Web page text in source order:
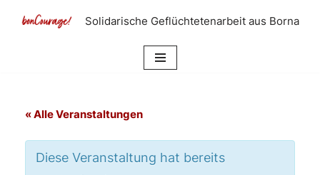
Solidarische Geflüchtetenarbeit aus Borna
« Alle Veranstaltungen
Diese Veranstaltung hat bereits